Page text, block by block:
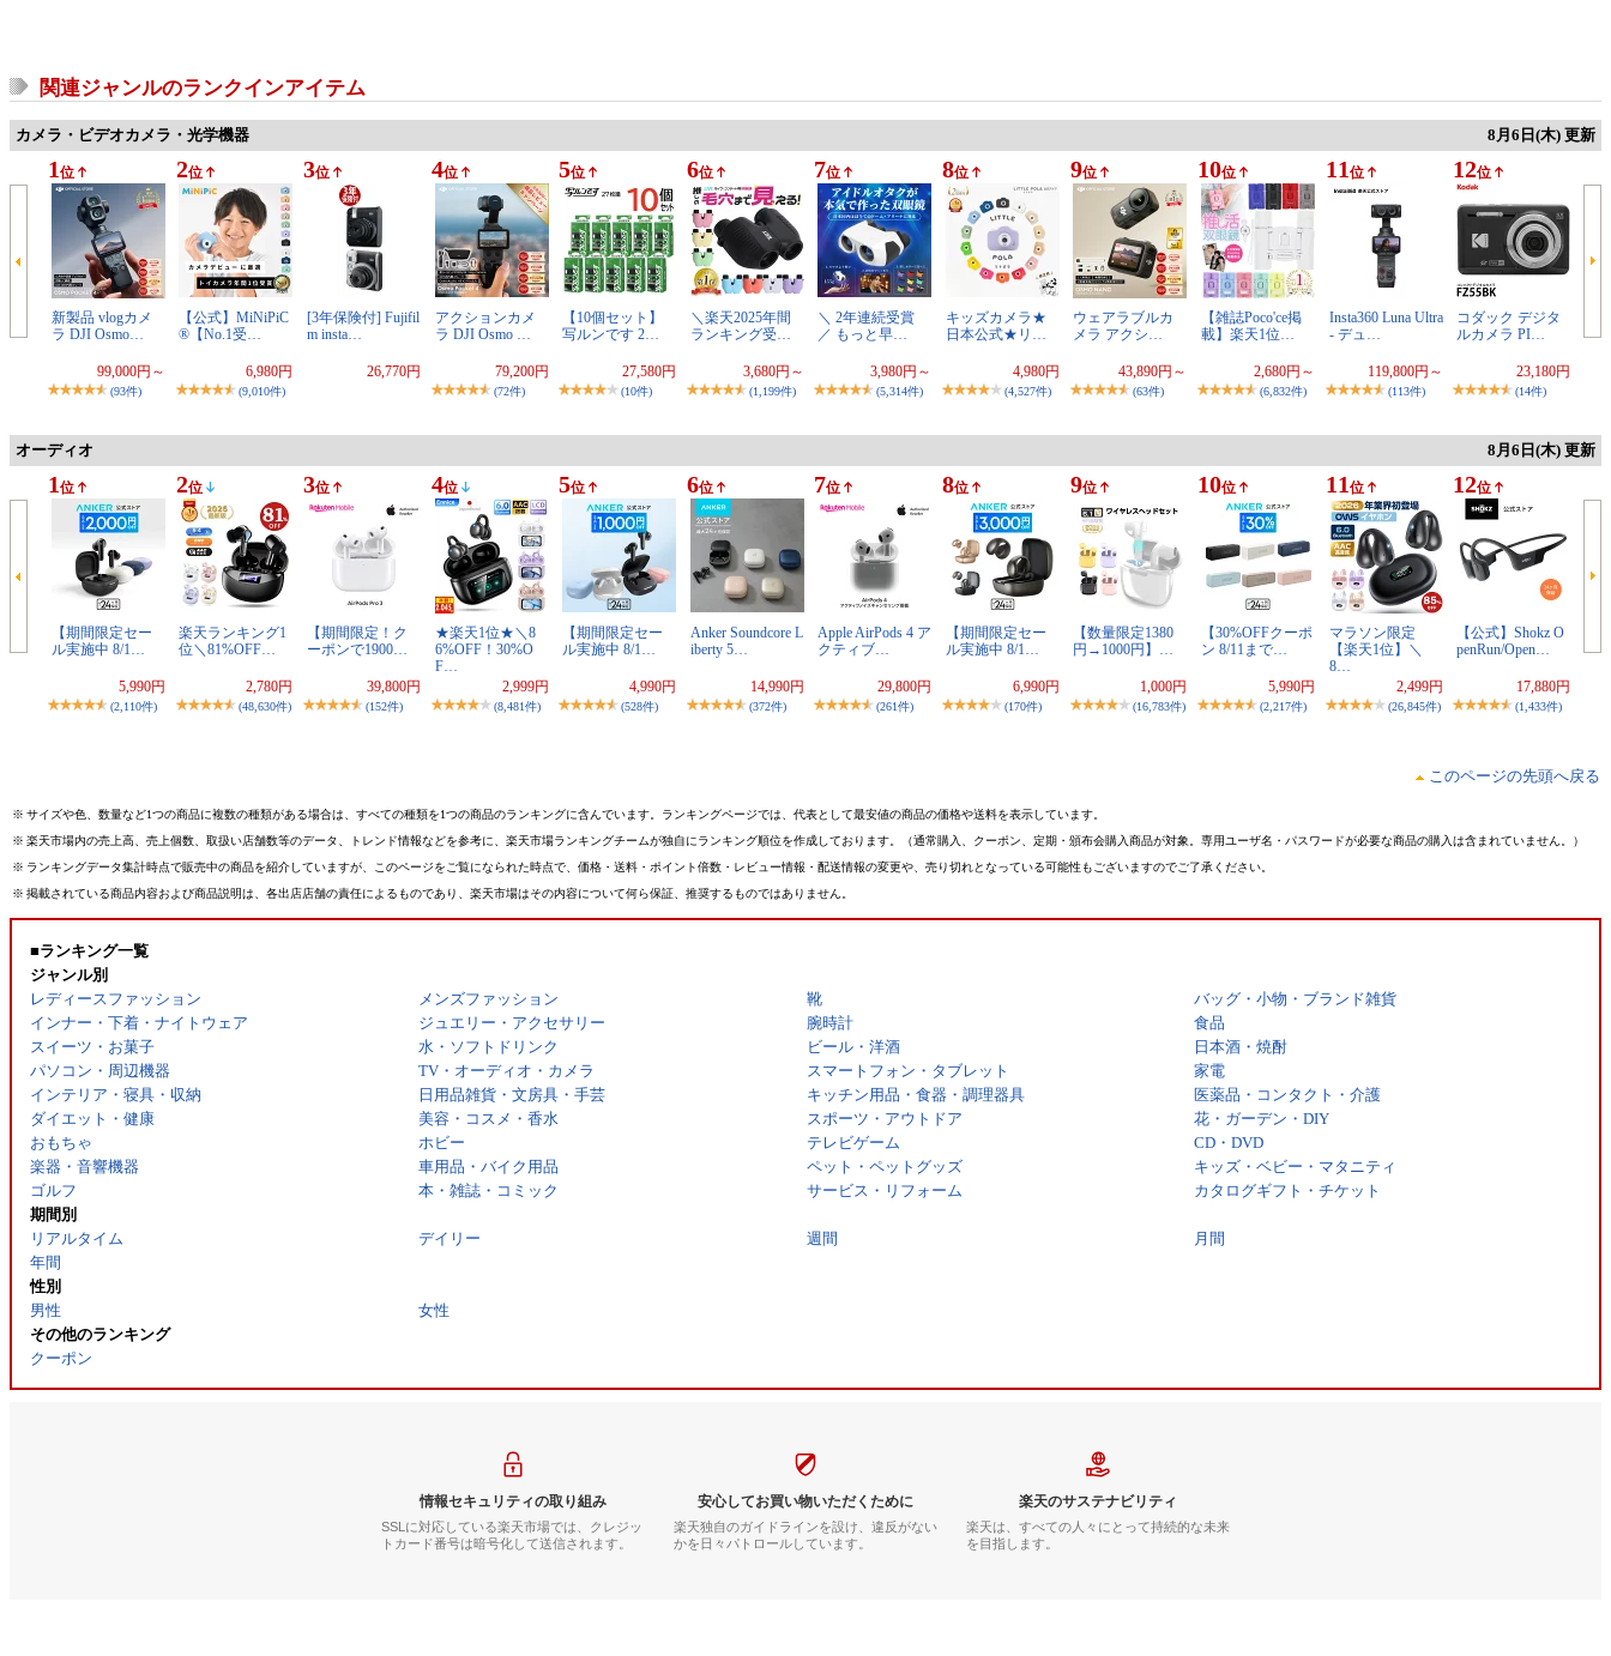
関連ジャンルのランクインアイテム
カメラ・ビデオカメラ・光学機器 8月6日(木) 更新
1 位
新製品 vlogカメ
ラ DJI Osmo…
99,000円～
(93件)
2位
【公式】MiNiPiC
®【No.1受…
6,980円
(9,010件)
3位
[3年保険付] Fujifil
m insta…
26,770円
4位
アクションカメ
ラ DJI Osmo …
79,200円
(72件)
5位
【10個セット】
写ルンです 2…
27,580円
(10件)
6位
＼楽天2025年間
ランキング受…
3,680円～
(1,199件)
7位
＼ 2年連続受賞
／ もっと早…
3,980円～
(5,314件)
8位
キッズカメラ★
日本公式★リ…
4,980円
(4,527件)
9位
ウェアラブルカ
メラ アクシ…
43,890円～
(63件)
10位
【雑誌Poco'ce掲
載】楽天1位…
2,680円～
(6,832件)
11 位
Insta360 Luna Ultra
- デュ…
119,800円～
(113件)
12位
コダック デジタ
ルカメラ PI…
23,180円
(14件)
オーディオ 8月6日(木) 更新
1 位
【期間限定セー
ル実施中 8/1…
5,990円
(2,110件)
2位
楽天ランキング1
位＼81%OFF…
2,780円
(48,630件)
3位
【期間限定！ク
ーポンで1900…
39,800円
(152件)
4位
★楽天1位★＼8
6%OFF！30%O
F…
2,999円
(8,481件)
5位
【期間限定セー
ル実施中 8/1…
4,990円
(528件)
6位
Anker Soundcore L
iberty 5…
14,990円
(372件)
7位
Apple AirPods 4 ア
クティブ…
29,800円
(261件)
8位
【期間限定セー
ル実施中 8/1…
6,990円
(170件)
9位
【数量限定1380
円→1000円】…
1,000円
(16,783件)
10位
【30%OFFクーポ
ン 8/11まで…
5,990円
(2,217件)
11 位
マラソン限定
【楽天1位】＼
8…
2,499円
(26,845件)
12位
【公式】Shokz O
penRun/Open…
17,880円
(1,433件)
このページの先頭へ戻る
※ サイズや色、数量など1つの商品に複数の種類がある場合は、すべての種類を1つの商品のランキングに含んでいます。ランキングページでは、代表として最安値の商品の価格や送料を表示しています。
※ 楽天市場内の売上高、売上個数、取扱い店舗数等のデータ、トレンド情報などを参考に、楽天市場ランキングチームが独自にランキング順位を作成しております。（通常購入、クーポン、定期・頒布会購入商品が対象。専用ユーザ名・パスワードが必要な商品の購入は含まれていません。）
※ ランキングデータ集計時点で販売中の商品を紹介していますが、このページをご覧になられた時点で、価格・送料・ポイント倍数・レビュー情報・配送情報の変更や、売り切れとなっている可能性もございますのでご了承ください。
※ 掲載されている商品内容および商品説明は、各出店店舗の責任によるものであり、楽天市場はその内容について何ら保証、推奨するものではありません。
■ランキング一覧
ジャンル別
レディースファッション
メンズファッション 靴
バッグ・小物・ブランド雑貨
インナー・下着・ナイトウェア
ジュエリー・アクセサリー 腕時計
食品
スイーツ・お菓子
水・ソフトドリンク ビール・洋酒
日本酒・焼酎
パソコン・周辺機器
TV・オーディオ・カメラ スマートフォン・タブレット
家電
インテリア・寝具・収納
日用品雑貨・文房具・手芸 キッチン用品・食器・調理器具
医薬品・コンタクト・介護
ダイエット・健康
美容・コスメ・香水 スポーツ・アウトドア
花・ガーデン・DIY
おもちゃ
ホビー テレビゲーム
CD・DVD
楽器・音響機器
車用品・バイク用品 ペット・ペットグッズ
キッズ・ベビー・マタニティ
ゴルフ
本・雑誌・コミック サービス・リフォーム
カタログギフト・チケット
期間別
リアルタイム
デイリー 週間
月間
年間
性別
男性
女性
その他のランキング
クーポン
情報セキュリティの取り組み
SSLに対応している楽天市場では、クレジッ
トカード番号は暗号化して送信されます。
安心してお買い物いただくために
楽天独自のガイドラインを設け、違反がない
かを日々パトロールしています。
楽天のサステナビリティ
楽天は、すべての人々にとって持続的な未来
を目指します。